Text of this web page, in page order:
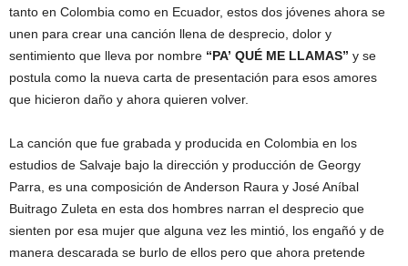
tanto en Colombia como en Ecuador, estos dos jóvenes ahora se
unen para crear una canción llena de desprecio, dolor y
sentimiento que lleva por nombre “PA’ QUÉ ME LLAMAS” y se
postula como la nueva carta de presentación para esos amores
que hicieron daño y ahora quieren volver.
La canción que fue grabada y producida en Colombia en los
estudios de Salvaje bajo la dirección y producción de Georgy
Parra, es una composición de Anderson Raura y José Aníbal
Buitrago Zuleta en esta dos hombres narran el desprecio que
sienten por esa mujer que alguna vez les mintió, los engañó y de
manera descarada se burlo de ellos pero que ahora pretende